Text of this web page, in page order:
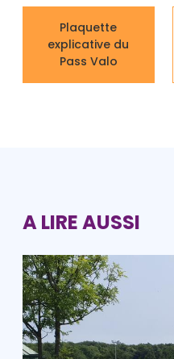
Plaquette
explicative du
Pass Valo
A LIRE AUSSI